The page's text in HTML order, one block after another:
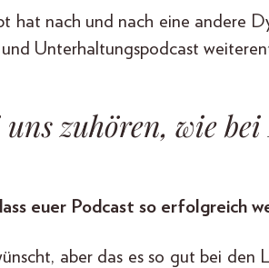
hat nach und nach eine andere
Unterhaltungspodcast
zuhören, wie bei
euer Podcast so erfolgreich
aber das es so gut bei